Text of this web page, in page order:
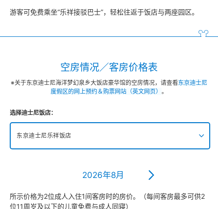
游客可免费乘坐“乐祥接驳巴士”，轻松往返于饭店与两座园区。
空房情况／客房价格表
※关于东京迪士尼海洋梦幻泉乡大饭店豪华馆的空房情况，请查看东京迪士尼
度假区的网上预约＆购票网站（英文网页） 。
选择迪士尼饭店：
东京迪士尼乐祥饭店
2026年8月
所示价格为2位成人入住1间客房时的房价。（每间客房最多可供2
位11周岁及以下的儿童免费与成人同寝）